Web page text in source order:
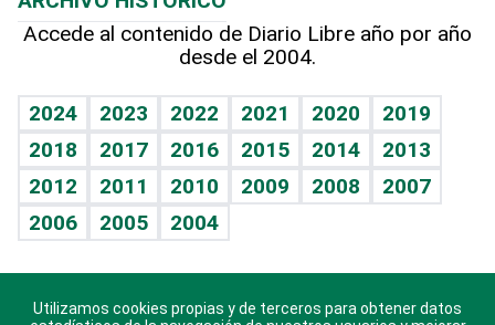
Hablando con el pediatra
Vida y familia
Eñe
Celebrando la vida
Sin complejos
En pocas palabras
Línea de hit
TBT Deportivo
Más firmas
Hecho en casa
Guía del dinero
Cumpleaños
Horóscopos
Crucigramas
Accede al contenido de Diario Libre año por año
desde el 2004.
2024 2023 2022 2021 2020
2019
2018
2017 2016 2015 2014
2013
2012
2011 2010 2009 2008
2007
2006
2005 2004
Descarga nuestras aplicaciones para Android, iOS y
Utilizamos cookies propias y de terceros para obtener datos